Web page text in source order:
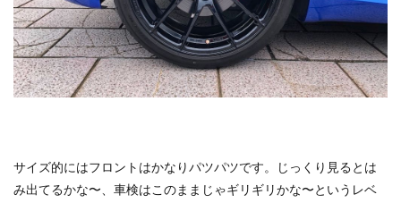
サイズ的にはフロントはかなりパツパツです。じっくり見るとは
み出てるかな〜、車検はこのままじゃギリギリかな〜というレベ